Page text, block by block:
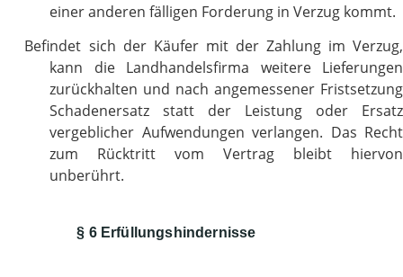
einer anderen fälligen Forderung in Verzug kommt.
Befindet sich der Käufer mit der Zahlung im Verzug,
kann die Landhandelsfirma weitere Lieferungen
zurückhalten und nach angemessener Fristsetzung
Schadenersatz statt der Leistung oder Ersatz
vergeblicher Aufwendungen verlangen. Das Recht
zum Rücktritt vom Vertrag bleibt hiervon
unberührt.
§ 6 Erfüllungshindernisse